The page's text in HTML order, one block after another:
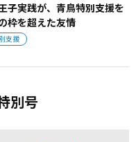
子実践が、青鳥特別支援を
枠を超えた友情
支援
別号